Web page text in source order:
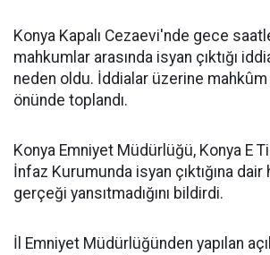
Konya Kapalı Cezaevi'nde gece
mahkumlar arasında isyan çıktığı
neden oldu. İddialar üzerine mahkûm
önünde toplandı.
Konya Emniyet Müdürlüğü, Konya E
İnfaz Kurumunda isyan çıktığına dair
gerçeği yansıtmadığını bildirdi.
İl Emniyet Müdürlüğünden yapılan